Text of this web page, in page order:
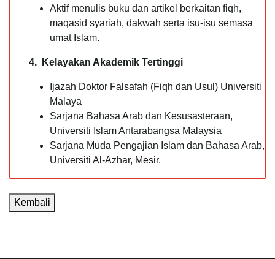
Aktif menulis buku dan artikel berkaitan fiqh,
maqasid syariah, dakwah serta isu-isu semasa
umat Islam.
4. Kelayakan Akademik Tertinggi
Ijazah Doktor Falsafah (Fiqh dan Usul) Universiti
Malaya
Sarjana Bahasa Arab dan Kesusasteraan,
Universiti Islam Antarabangsa Malaysia
Sarjana Muda Pengajian Islam dan Bahasa Arab,
Universiti Al-Azhar, Mesir.
Kembali